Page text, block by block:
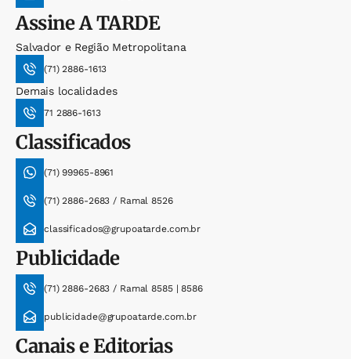
AssineA TARDE
Salvador e Região Metropolitana
(71) 2886-1613
Demais localidades
71 2886-1613
Classificados
(71) 99965-8961
(71) 2886-2683 / Ramal 8526
classificados@grupoatarde.com.br
Publicidade
(71) 2886-2683 / Ramal 8585 | 8586
publicidade@grupoatarde.com.br
Canais e Editorias